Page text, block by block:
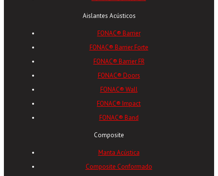
Aislantes Acústicos
FONAC® Barrier
FONAC® Barrier Forte
FONAC® Barrier FR
FONAC® Doors
FONAC® Wall
FONAC® Impact
FONAC® Band
Composite
Manta Acústica
Composite Conformado